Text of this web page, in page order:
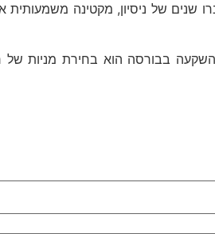
שנים של ניסיון, מקטינה
בבורסה הוא בחירת מניות